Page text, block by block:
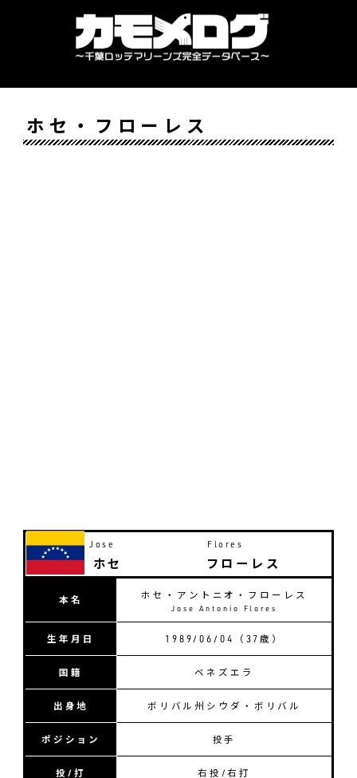
ホセ・フローレス
Jose Flores
ホセ フローレス
本名
ホセ・アントニオ・フローレス
Jose Antonio Flores
生年月日 1989/06/04（ 37歳）
国籍 ベネズエラ
出身地 ボリバル州シウダ・ボリバル
ポジション 投手
投/打 右投/右打